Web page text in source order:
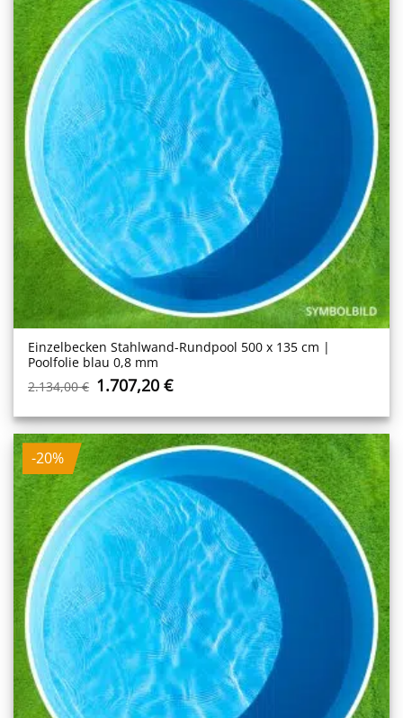
Einzelbecken Stahl­wand-Rundpool 500 x 135 cm |
Poolfolie blau 0,8 mm
2.134,00€ Ursprünglicher
war:
2.134,00 €
1.707,20€Aktueller
ist:
1.707,20 €.
-20%